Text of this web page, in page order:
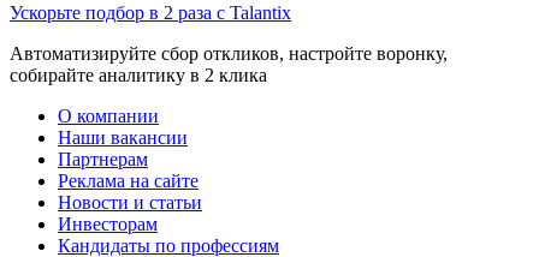
Ускорьте подбор в 2 раза с Talantix
Автоматизируйте сбор откликов, настройте воронку,
собирайте аналитику в 2 клика
О компании
Наши вакансии
Партнерам
Реклама на сайте
Новости и статьи
Инвесторам
Кандидаты по профессиям